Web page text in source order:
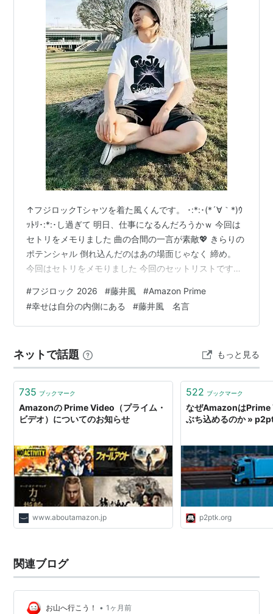
↑フジロックTシャツを着た風くんです。 ･:*:･(*´∀｀*)ｳ
ｯﾄﾘ･:*:･し過ぎて 明日、仕事になるんだろうかｗ 今回は
セトリをメモりました 曲の合間の一言が素敵💖 きらりの
ポテンシャル 倒れ込んだのはあの場面じゃなく 締め。
今回はセトリをメモりました 今回のセットリストです。
You Love Like This きらり 花 Prema 満ちてゆく Okay
Goodbye Hachiko …と、なっております。 このフジロッ
クで、初めて知ったことがある。 「Love Like This」っ
#フジロック 2026 #藤井風 #Amazon Prime
#幸せは自分の内側にある #藤井風 名言
ネットで話題 もっと見る
735 ブックマーク
Amazonの Prime Video（プライム・
ビデオ）についてのお知らせ
www.aboutamazon.jp
522 ブックマーク
なぜAmazonはPrime
ぶち込めるのか »
p2ptk.org
関連ブログ
お山へ行こう！ • 1ヶ月前